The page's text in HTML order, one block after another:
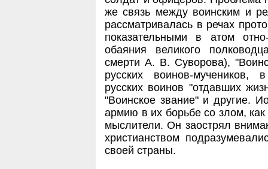
же связь между воинским и
рассматривалась в речах
показательными в атом
обаяния великого
смерти А. В. Суворова),
русских воинов-мучеников,
русских воинов "отдавших
"Воинское звание" и другие.
армию в их борьбе со злом,
мыслители. Он заострял
христианством
своей страны.